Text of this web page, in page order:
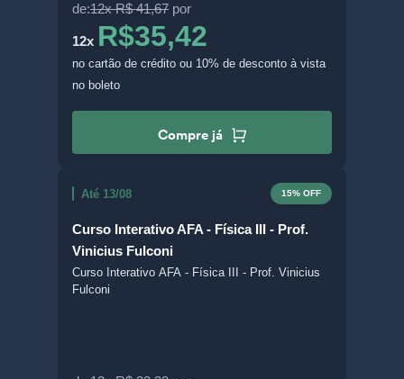
de:12x R$ 41,67 por
12x R$35,42
no cartão de crédito ou 10% de desconto à vista
no boleto
Compre já
Até 13/08 15% OFF
Curso Interativo AFA - Física III - Prof.
Vinicius Fulconi
Curso Interativo AFA - Física III - Prof. Vinicius
Fulconi